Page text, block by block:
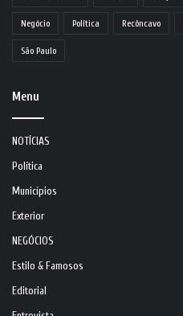
Negócio Política Recôncavo
São Paulo
Menu
NOTÍCIAS
Política
Municípios
Exterior
NEGÓCIOS
Estilo & Famosos
Editorial